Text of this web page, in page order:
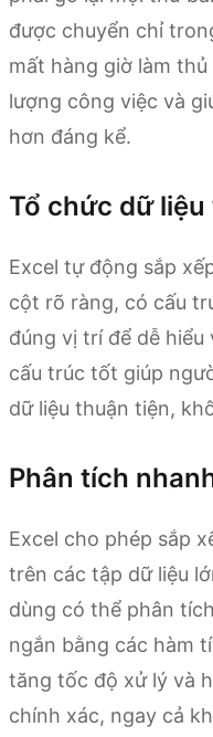
được chuyển chỉ
mất hàng giờ làm
lượng công việc và
hơn đáng kể.
Tổ chức dữ
Excel tự động sắp
cột rõ ràng, có cấu
đúng vị trí để dễ hiểu
cấu trúc tốt giúp
dữ liệu thuận tiện,
Phân tích
Excel cho phép sắp
trên các tập dữ liệu
dùng có thể phân
ngắn bằng các hàm
tăng tốc độ xử lý và
chính xác, ngay cả